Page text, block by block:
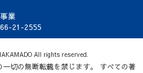
事業
21-2555
All rights reserved.
切の無断転載を禁じます。 すべての著